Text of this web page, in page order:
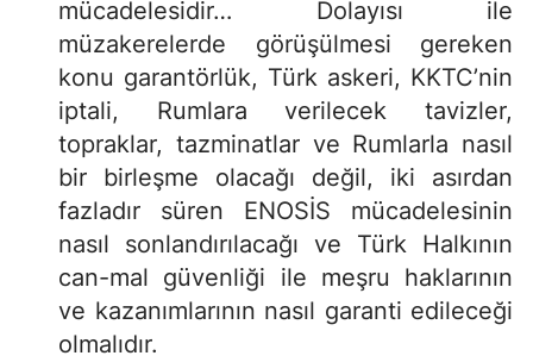
mücadelesidir… Dolayısı ile
müzakerelerde görüşülmesi gereken
konu garantörlük, Türk askeri, KKTC’nin
iptali, Rumlara verilecek tavizler,
topraklar, tazminatlar ve Rumlarla nasıl
bir birleşme olacağı değil, iki asırdan
fazladır süren ENOSİS mücadelesinin
nasıl sonlandırılacağı ve Türk Halkının
can-mal güvenliği ile meşru haklarının
ve kazanımlarının nasıl garanti edileceği
olmalıdır.